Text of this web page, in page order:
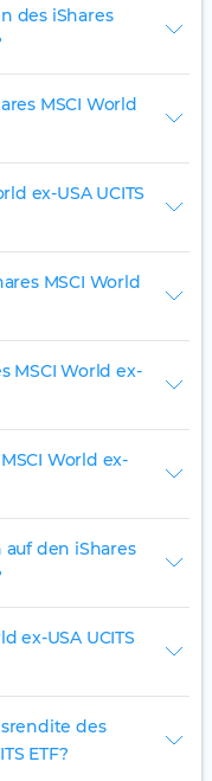
des iShares
MSCI World
ex-USA UCITS
MSCI World
MSCI World ex-
World ex-
auf den iShares
ex-USA UCITS
des
ETF?